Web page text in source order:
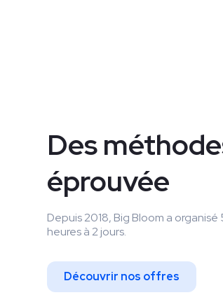
Des
éprouvée
Depuis 2018, Big Bloom a
heures à 2 jours.
Découvrir nos offres